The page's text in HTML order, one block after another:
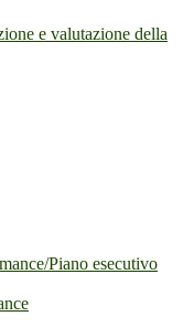
e valutazione della
Piano esecutivo